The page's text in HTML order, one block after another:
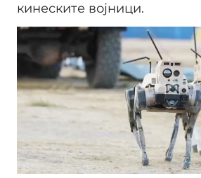
кинеските војници.